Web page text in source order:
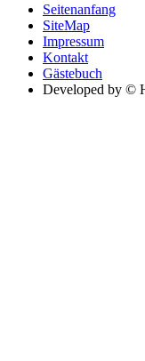
Seitenanfang
SiteMap
Impressum
Kontakt
Gästebuch
Developed by ©